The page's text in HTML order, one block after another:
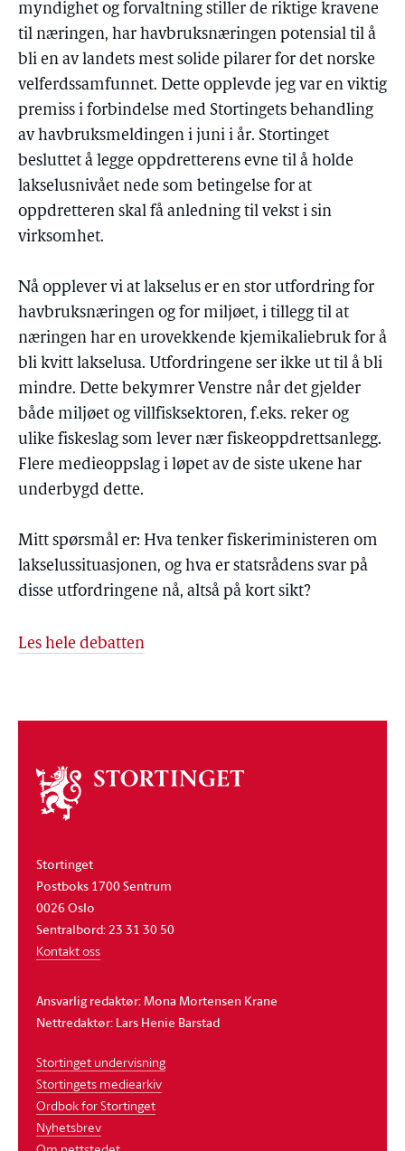
myndighet og forvaltning stiller de riktige kravene
til næringen, har havbruksnæringen potensial til å
bli en av landets mest solide pilarer for det norske
velferdssamfunnet. Dette opplevde jeg var en viktig
premiss i forbindelse med Stortingets behandling
av havbruksmeldingen i juni i år. Stortinget
besluttet å legge oppdretterens evne til å holde
lakselusnivået nede som betingelse for at
oppdretteren skal få anledning til vekst i sin
virksomhet.
Nå opplever vi at lakselus er en stor utfordring for
havbruksnæringen og for miljøet, i tillegg til at
næringen har en urovekkende kjemikaliebruk for å
bli kvitt lakselusa. Utfordringene ser ikke ut til å bli
mindre. Dette bekymrer Venstre når det gjelder
både miljøet og villfisksektoren, f.eks. reker og
ulike fiskeslag som lever nær fiskeoppdrettsanlegg.
Flere medieoppslag i løpet av de siste ukene har
underbygd dette.
Mitt spørsmål er: Hva tenker fiskeriministeren om
lakselussituasjonen, og hva er statsrådens svar på
disse utfordringene nå, altså på kort sikt?
Les hele debatten
Om
stortinget
Stortinget
Postboks 1700 Sentrum
0026 Oslo
Sentralbord: 23 31 30 50
Kontakt oss
Ansvarlig redaktør: Mona Mortensen Krane
Nettredaktør: Lars Henie Barstad
Stortinget undervisning
Stortingets mediearkiv
Ordbok for Stortinget
Nyhetsbrev